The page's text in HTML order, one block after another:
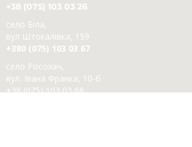
+38 (075) 103 03 26
село Біла,
вул Штокалівка, 159
+380 (075) 103 03 67
село Росохач,
вул. Івана Франка, 10-б
+38 (075) 103 03 68